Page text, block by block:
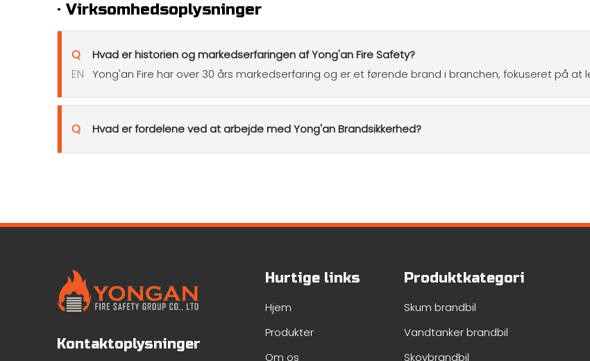
· Virksomhedsoplysninger
Q Hvad er historien og markedserfaringen af ​​Yong'an Fire Safety?
EN Yong'an Fire har over 30 års markedserfaring og er et førende brand i branchen, fokuseret på at
Q Hvad er fordelene ved at arbejde med Yong'an Brandsikkerhed?
Kontaktoplysninger
Hurtige links
Hjem
Produkter
Om os
Produktkategori
Skum brandbil
Vandtanker brandbil
Skovbrandbil